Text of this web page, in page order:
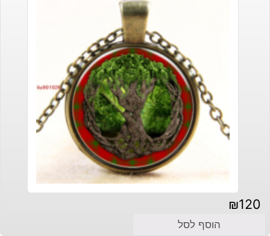
₪120
הוסף לסל